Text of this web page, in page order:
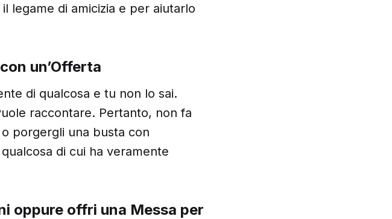
legame di amicizia e per aiutarlo
un’Offerta
di qualcosa e tu non lo sai.
raccontare. Pertanto, non fa
porgergli una busta con
di cui ha veramente
oppure offri una Messa per